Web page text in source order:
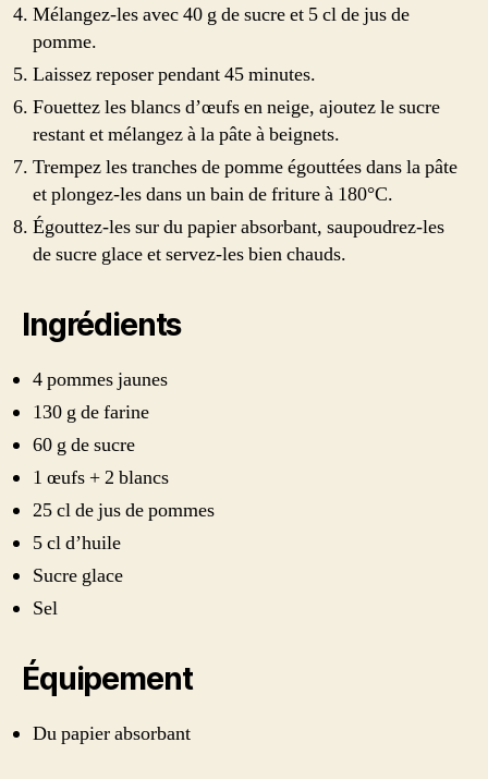
Mélangez-les avec 40 g de sucre et 5 cl de jus de
pomme.
Laissez reposer pendant 45 minutes.
Fouettez les blancs d’œufs en neige, ajoutez le sucre
restant et mélangez à la pâte à beignets.
Trempez les tranches de pomme égouttées dans la pâte
et plongez-les dans un bain de friture à 180°C.
Égouttez-les sur du papier absorbant, saupoudrez-les
de sucre glace et servez-les bien chauds.
Ingrédients
4 pommes jaunes
130 g de farine
60 g de sucre
1 œufs + 2 blancs
25 cl de jus de pommes
5 cl d’huile
Sucre glace
Sel
Équipement
Du papier absorbant